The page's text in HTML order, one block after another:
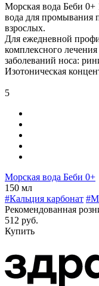
Морская вода Беби 0+
вода для промывания
взрослых.
Для ежедневной
комплексного
заболеваний носа:
Изотоническая
5
Морская вода Беби 0+
150 мл
#Кальция карбонат
Рекомендованная
512 руб.
Купить